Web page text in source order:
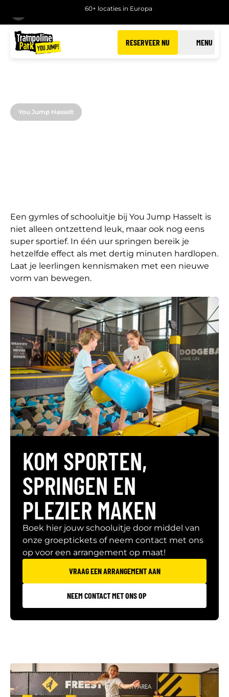
60+ locaties in Europa
RESERVEER NU MENU
You Jump Hasselt
Een gymles of schooluitje bij You Jump Hasselt is
niet alleen ontzettend leuk, maar ook nog eens
super sportief. In één uur springen bereik je
hetzelfde effect als met dertig minuten hardlopen.
Laat je leerlingen kennismaken met een nieuwe
vorm van bewegen.
KOM SPORTEN,
SPRINGEN EN
PLEZIER MAKEN
Boek hier jouw schooluitje door middel van
onze groeptickets of neem contact met ons
op voor een arrangement op maat!
VRAAG EEN ARRANGEMENT AAN
NEEM CONTACT MET ONS OP